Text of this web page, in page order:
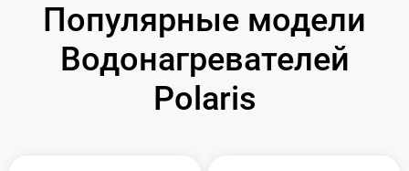
Популярные модели
Водонагревателей
Polaris